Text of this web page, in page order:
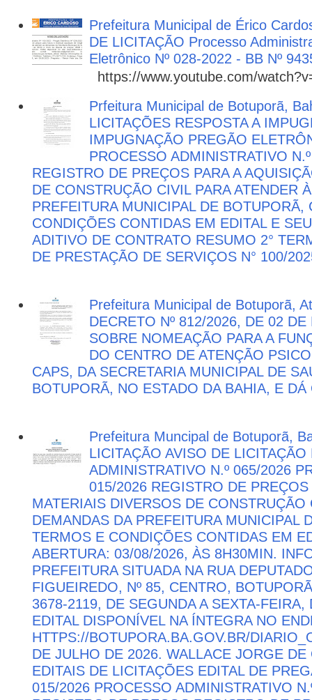
Prefeitura Municipal de Érico
DE LICITAÇÃO Processo
Eletrônico Nº 028-2022 - BB Nº
https://www.youtube.com/
Prfeitura Municipal de Botuporã,
LICITAÇÕES RESPOSTA A
IMPUGNAÇÃO PREGÃO
PROCESSO ADMINISTRATIVO
REGISTRO DE PREÇOS PARA A
DE CONSTRUÇÃO CIVIL PARA ATENDER
PREFEITURA MUNICIPAL DE
CONDIÇÕES CONTIDAS EM EDITAL E
ADITIVO DE CONTRATO RESUMO 2°
DE PRESTAÇÃO DE SERVIÇOS N° 100/
Prefeitura Municipal de Botuporã,
DECRETO Nº 812/2026, DE 02
SOBRE NOMEAÇÃO PARA A
DO CENTRO DE ATENÇÃO
CAPS, DA SECRETARIA MUNICIPAL DE
BOTUPORÃ, NO ESTADO DA BAHIA, E
Prefeitura Muncipal de Botuporã,
LICITAÇÃO AVISO DE LICITAÇÃO
ADMINISTRATIVO N.º 065/2026
015/2026 REGISTRO DE
MATERIAIS DIVERSOS DE CONSTRUÇÃO
DEMANDAS DA PREFEITURA MUNICIPAL
TERMOS E CONDIÇÕES CONTIDAS EM
ABERTURA: 03/08/2026, ÀS 8H30MIN.
PREFEITURA SITUADA NA RUA
FIGUEIREDO, Nº 85, CENTRO,
3678-2119, DE SEGUNDA A SEXTA-
EDITAL DISPONÍVEL NA ÍNTEGRA NO
HTTPS://BOTUPORA.BA.GOV.BR/
DE JULHO DE 2026. WALLACE JORGE
EDITAIS DE LICITAÇÕES EDITAL DE
015/2026 PROCESSO ADMINISTRATIVO